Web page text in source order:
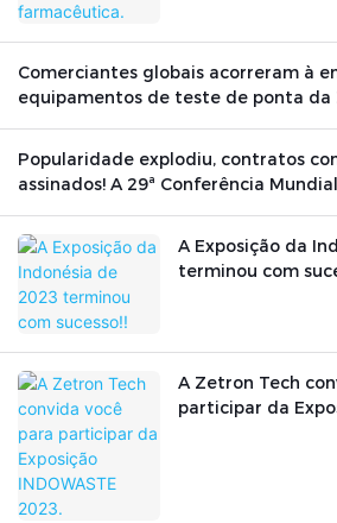
Comerciantes globais acorreram à
equipamentos de teste de ponta da
Popularidade explodiu, contratos
assinados! A 29ª Conferência
A Exposição da
terminou com
A Zetron Tech
participar da